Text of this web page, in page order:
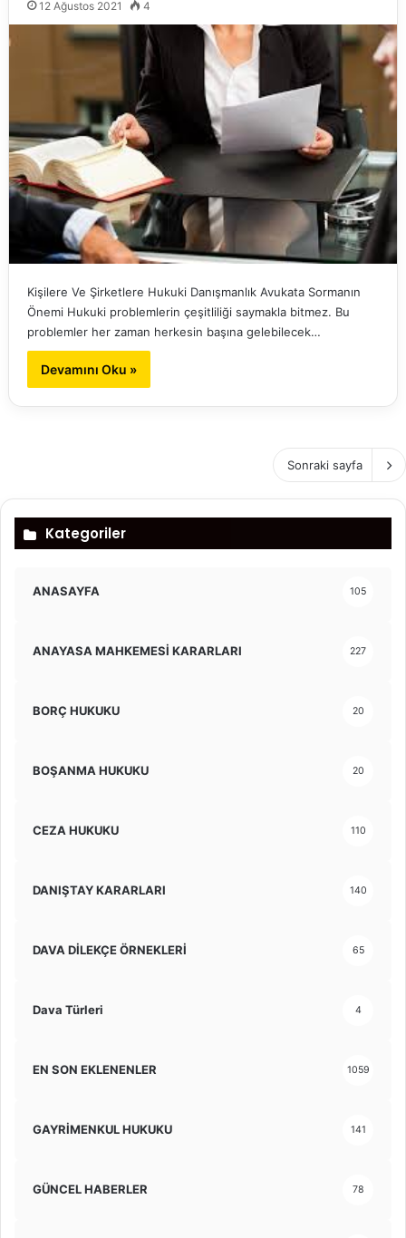
12 Ağustos 2021 4
Kişilere Ve Şirketlere Hukuki Danışmanlık Avukata Sormanın
Önemi Hukuki problemlerin çeşitliliği saymakla bitmez. Bu
problemler her zaman herkesin başına gelebilecek…
Devamını Oku »
Sonraki sayfa
Kategoriler
ANASAYFA 105
ANAYASA MAHKEMESİ KARARLARI 227
BORÇ HUKUKU 20
BOŞANMA HUKUKU 20
CEZA HUKUKU 110
DANIŞTAY KARARLARI 140
DAVA DİLEKÇE ÖRNEKLERİ 65
Dava Türleri 4
EN SON EKLENENLER 1059
GAYRİMENKUL HUKUKU 141
GÜNCEL HABERLER 78